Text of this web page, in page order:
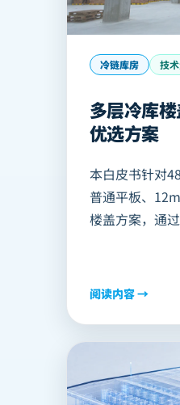
冷链库房 技
多层冷库
优选方案
本白皮书针对
普通平板、
楼盖方案，通
成本上全面领先
阅读内容 →